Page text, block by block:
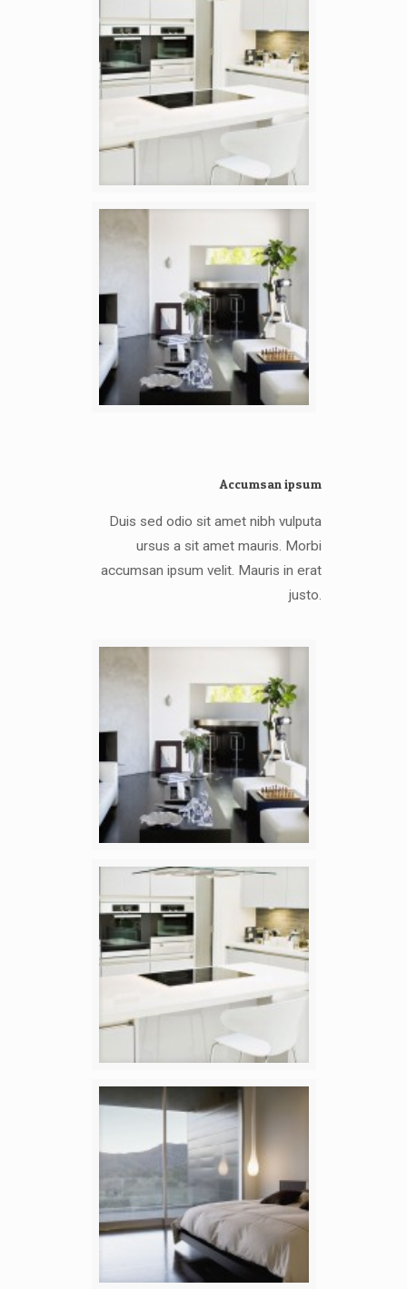
Accumsan ipsum
Duis sed odio sit amet nibh vulputa
ursus a sit amet mauris. Morbi
accumsan ipsum velit. Mauris in erat
justo.